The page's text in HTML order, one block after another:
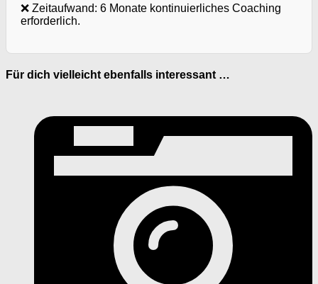
❌ Zeitaufwand: 6 Monate kontinuierliches Coaching
erforderlich.
Für dich vielleicht ebenfalls interessant …